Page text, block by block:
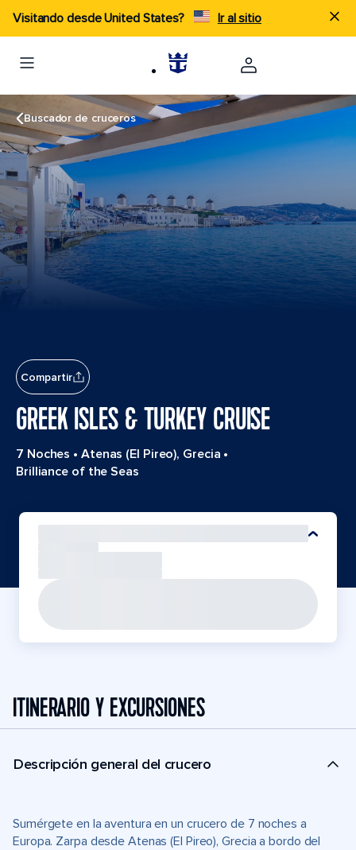
Visitando desde United States? Ir al sitio
Buscador de cruceros
Compartir
GREEK ISLES & TURKEY CRUISE
7 Noches • Atenas (El Pireo), Grecia •
Brilliance of the Seas
ITINERARIO Y EXCURSIONES
Descripción general del crucero
Sumérgete en la aventura en un crucero de 7 noches a
Europa. Zarpa desde Atenas (El Pireo), Grecia a bordo del